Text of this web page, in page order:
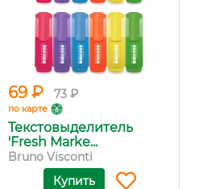
69 ₽ 73 ₽
по карте
Текстовыделитель
'Fresh Marke...
Bruno Visconti
Купить